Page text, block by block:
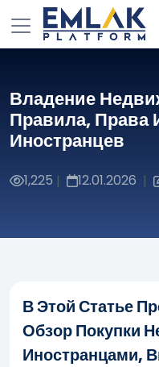
Владение
Правила, Права
Иностранцев
1,225 | 12.01.2026 |
В Этой Статье
Обзор Покупки
Иностранцами,